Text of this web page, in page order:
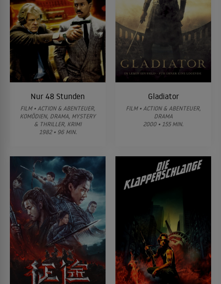
Nur 48 Stunden
FILM • ACTION & ABENTEUER,
KOMÖDIEN, DRAMA, MYSTERY
& THRILLER, KRIMI
1982 • 96 MIN.
Gladiator
FILM • ACTION & ABENTEUER,
DRAMA
2000 • 155 MIN.